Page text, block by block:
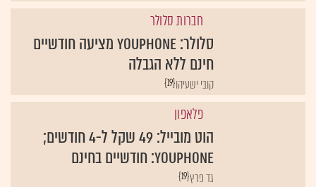
חברות סלולר
סלולר: YouPhone מציעה חודשיים
חינם ללא הגבלה
{19}קובי ישעיהו
פלאפון
הוט מובייל: 49 שקל ל-4 חודשים;
YouPhone: חודשיים בחינם
{19}גד פרץ